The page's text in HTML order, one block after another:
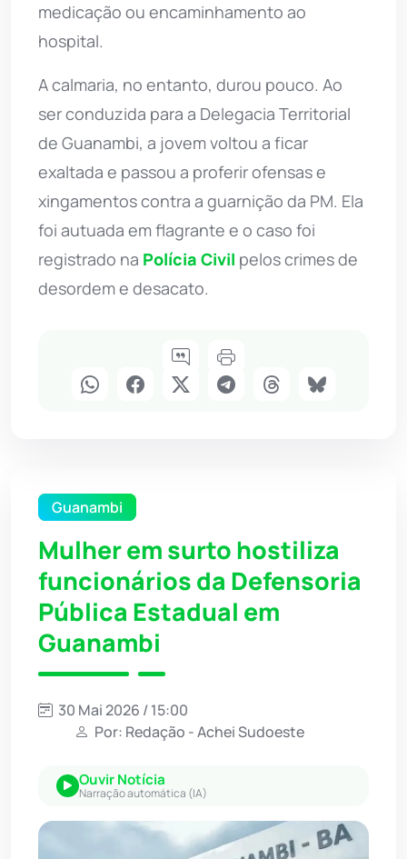
medicação ou encaminhamento ao
hospital.
A calmaria, no entanto, durou pouco. Ao
ser conduzida para a Delegacia Territorial
de Guanambi, a jovem voltou a ficar
exaltada e passou a proferir ofensas e
xingamentos contra a guarnição da PM. Ela
foi autuada em flagrante e o caso foi
registrado na Polícia Civil pelos crimes de
desordem e desacato.
Guanambi
Mulher em surto hostiliza
funcionários da Defensoria
Pública Estadual em
Guanambi
30 Mai 2026 / 15:00
Por: Redação - Achei Sudoeste
Ouvir Notícia
Narração automática (IA)